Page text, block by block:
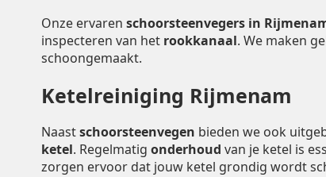
Onze ervaren schoorsteenvegers in
inspecteren van het rookkanaal. We maken
schoongemaakt.
Ketelreiniging Rijmenam
Naastschoorsteenvegen bieden we ook
ketel. Regelmatig onderhoud van je ketel is
zorgen ervoor dat jouw ketel grondig wordt